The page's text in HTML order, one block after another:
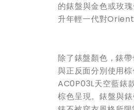
的錶盤與金色或玫
升年輕一代對
除了錶盤顏色，錶
與正反面分別使用
AC0P03L天空藍錶
棕色呈現。錶盤與